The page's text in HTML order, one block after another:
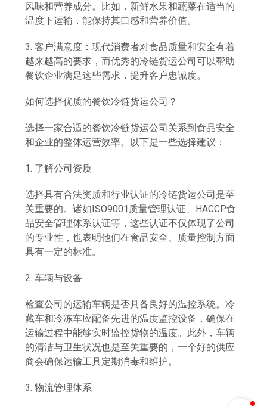
风味和营养成分。比如，新鲜水果和蔬菜在适当的
温度下运输，能保持其口感和营养价值。
3. 客户满意度：现代消费者对食品质量和安全有着
越来越高的要求，而优秀的冷链货运公司可以帮助
餐饮企业满足这些需求，提升客户忠诚度。
如何选择优质的餐饮冷链货运公司？
选择一家合适的餐饮冷链货运公司关系到食品安全
和企业的整体运营效率。以下是一些选择建议：
1. 了解公司资质
选择具有合法资质和行业认证的冷链货运公司是至
关重要的。诸如ISO9001质量管理认证、HACCP食
品安全管理体系认证等，这些认证不仅体现了公司
的专业性，也表明他们在食品安全、质量控制方面
具有一定的标准。
2. 车辆与设备
检查公司的运输车辆是否具备良好的温控系统。冷
藏车和冷冻车应配备先进的温度监控设备，确保在
运输过程中能够实时监控货物的温度。此外，车辆
的清洁与卫生状况也是至关重要的，一个好的供应
商会确保运输工具定期消毒和维护。
3. 物流管理体系